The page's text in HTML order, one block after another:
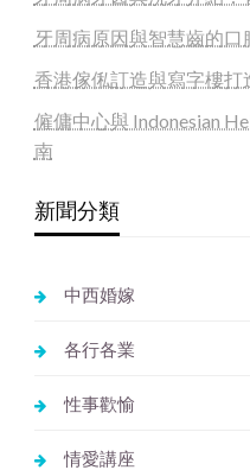
牙周病原因與智慧齒的口
香港傢俬訂造與寫字樓打
僱傭中心與 Indonesian
南
新聞分類
中西婚嫁
各行各業
性事歡愉
情愛講座